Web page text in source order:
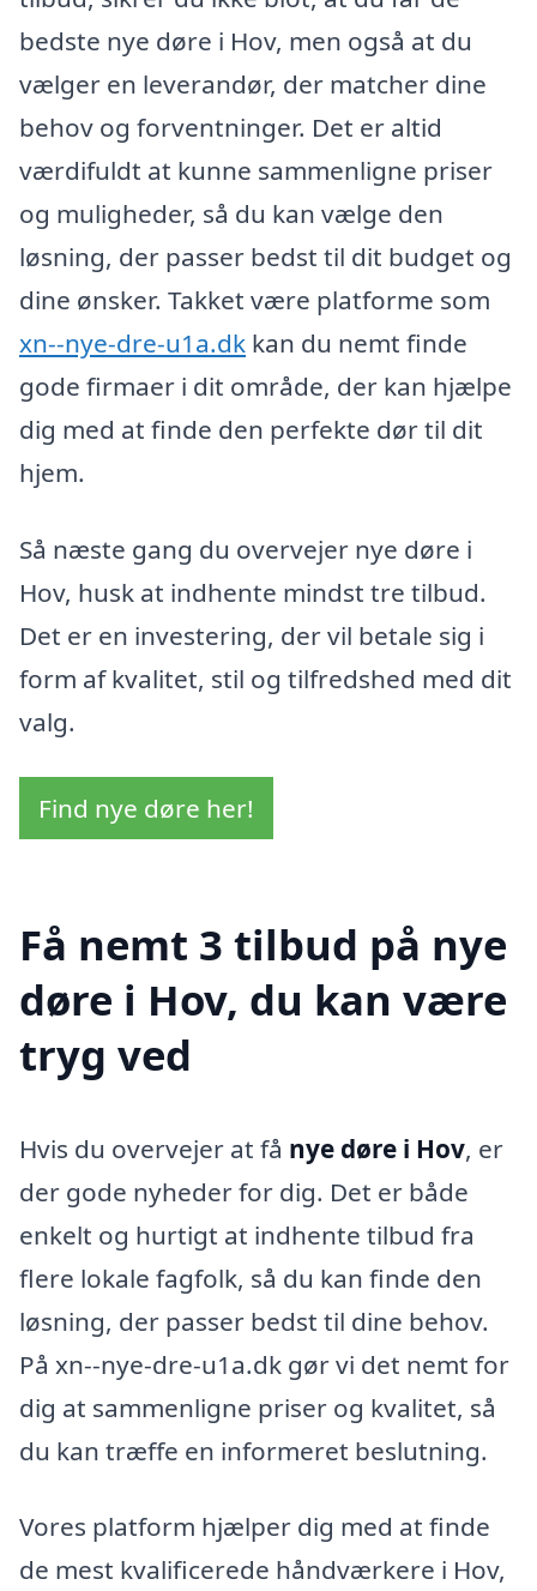
bedste nye døre i Hov, men også at du
vælger en leverandør, der matcher dine
behov og forventninger. Det er altid
værdifuldt at kunne sammenligne priser
og muligheder, så du kan vælge den
løsning, der passer bedst til dit budget og
dine ønsker. Takket være platforme som
xn--nye-dre-u1a.dk kan du nemt finde
gode firmaer i dit område, der kan hjælpe
dig med at finde den perfekte dør til dit
hjem.
Så næste gang du overvejer nye døre i
Hov, husk at indhente mindst tre tilbud.
Det er en investering, der vil betale sig i
form af kvalitet, stil og tilfredshed med dit
valg.
Find nye døre her!
Få nemt 3 tilbud på nye
døre i Hov, du kan være
tryg ved
Hvis du overvejer at få nye døre i Hov, er
der gode nyheder for dig. Det er både
enkelt og hurtigt at indhente tilbud fra
flere lokale fagfolk, så du kan finde den
løsning, der passer bedst til dine behov.
På xn--nye-dre-u1a.dk gør vi det nemt for
dig at sammenligne priser og kvalitet, så
du kan træffe en informeret beslutning.
Vores platform hjælper dig med at finde
de mest kvalificerede håndværkere i Hov,